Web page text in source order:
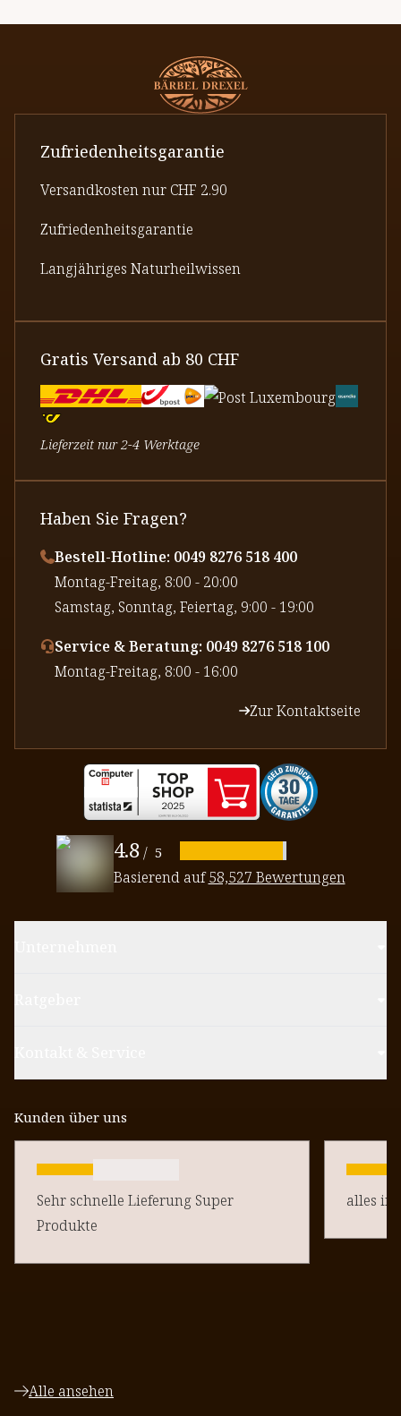
Zufriedenheitsgarantie
Versandkosten nur CHF 2.90
Zufriedenheitsgarantie
Langjähriges Naturheilwissen
Gratis Versand ab 80 CHF
Lieferzeit nur 2-4 Werktage
Haben Sie Fragen?
Bestell-Hotline: 0049 8276 518 400
⁠Montag-Freitag, 8:00 - 20:00
⁠Samstag, Sonntag, Feiertag, 9:00 - 19:00
Service & Beratung: 0049 8276 518 100
⁠Montag-Freitag, 8:00 - 16:00
Zur Kontaktseite
4.8 / 5
Basierend auf58,527 Bewertungen
Kunden über uns
Sehr schnelle Lieferung Super
Produkte
alles in
Alle ansehen